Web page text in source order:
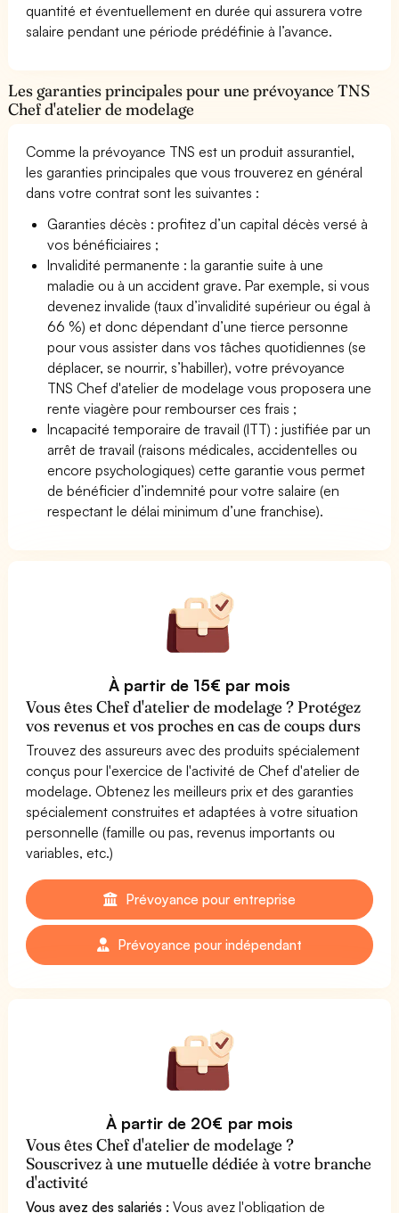
quantité et éventuellement en durée qui assurera votre
salaire pendant une période prédéfinie à l’avance.
Les garanties principales pour une prévoyance TNS
Chef d'atelier de modelage
Comme la prévoyance TNS est un produit assurantiel,
les garanties principales que vous trouverez en général
dans votre contrat sont les suivantes :
Garanties décès : profitez d’un capital décès versé à
vos bénéficiaires ;
Invalidité permanente : la garantie suite à une
maladie ou à un accident grave. Par exemple, si vous
devenez invalide (taux d’invalidité supérieur ou égal à
66 %) et donc dépendant d’une tierce personne
pour vous assister dans vos tâches quotidiennes (se
déplacer, se nourrir, s’habiller), votre prévoyance
TNS Chef d'atelier de modelage vous proposera une
rente viagère pour rembourser ces frais ;
Incapacité temporaire de travail (ITT) : justifiée par un
arrêt de travail (raisons médicales, accidentelles ou
encore psychologiques) cette garantie vous permet
de bénéficier d’indemnité pour votre salaire (en
respectant le délai minimum d’une franchise).
À partir de 15€ par mois
Vous êtes Chef d'atelier de modelage ? Protégez
vos revenus et vos proches en cas de coups durs
Trouvez des assureurs avec des produits spécialement
conçus pour l'exercice de l'activité de Chef d'atelier de
modelage. Obtenez les meilleurs prix et des garanties
spécialement construites et adaptées à votre situation
personnelle (famille ou pas, revenus importants ou
variables, etc.)
Prévoyance pour entreprise
Prévoyance pour indépendant
À partir de 20€ par mois
Vous êtes Chef d'atelier de modelage ?
Souscrivez à une mutuelle dédiée à votre branche
d'activité
Vous avez des salariés : Vous avez l'obligation de